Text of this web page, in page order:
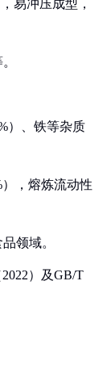
易冲压成型，
）、铁等杂质
，熔炼流动性
领域。
）及GB/T